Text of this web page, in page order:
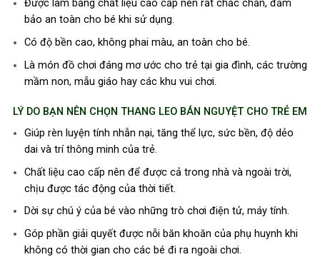
Được làm bằng chất liệu cao cấp nên rất chắc chắn, đảm
bảo an toàn cho bé khi sử dụng.
Có độ bền cao, không phai màu, an toàn cho bé.
Là món đồ chơi đáng mơ ước cho trẻ tại gia đình, các trường
mầm non, mẫu giáo hay các khu vui chơi.
LÝ DO BẠN NÊN CHỌN THANG LEO BÁN NGUYỆT CHO TRẺ EM
Giúp rèn luyện tính nhẫn nại, tăng thể lực, sức bền, độ dẻo
dai và trí thông minh của trẻ.
Chất liệu cao cấp nên để được cả trong nhà và ngoài trời,
chịu được tác động của thời tiết.
Dời sự chú ý của bé vào những trò chơi điện tử, máy tính.
Góp phần giải quyết được nỗi băn khoăn của phụ huynh khi
không có thời gian cho các bé đi ra ngoài chơi.